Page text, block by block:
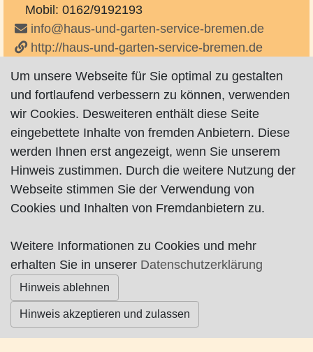
Mobil: 0162/9192193
info@haus-und-garten-service-bremen.de
http://haus-und-garten-service-bremen.de
Impressum|Datenschutz|AGB
© Worpswede24 2015-2026
Um unsere Webseite für Sie optimal zu gestalten
und fortlaufend verbessern zu können, verwenden
wir Cookies. Desweiteren enthält diese Seite
eingebettete Inhalte von fremden Anbietern. Diese
werden Ihnen erst angezeigt, wenn Sie unserem
Hinweis zustimmen. Durch die weitere Nutzung der
Webseite stimmen Sie der Verwendung von
Cookies und Inhalten von Fremdanbietern zu.
Weitere Informationen zu Cookies und mehr
erhalten Sie in unserer Datenschutzerklärung
Hinweis ablehnen
Hinweis akzeptieren und zulassen